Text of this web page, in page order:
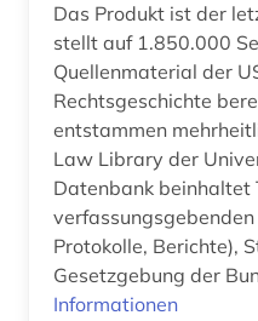
astronomie (1)
atlas (6)
audiodatei (3)
aufgebot (1)
aufklärung (1)
Jugoslawien (3)
Kanada (10)
Kroatien (3)
Lettland (4)
Liechtenstein (4)
Litauen (8)
Das Produkt ist der
stellt auf 1.850.000
Quellenmaterial der
Rechtsgeschichte
entstammen
Law Library der
Datenbank beinhaltet
Protokolle, Berichte),
Gesetzgebung der
Informationen